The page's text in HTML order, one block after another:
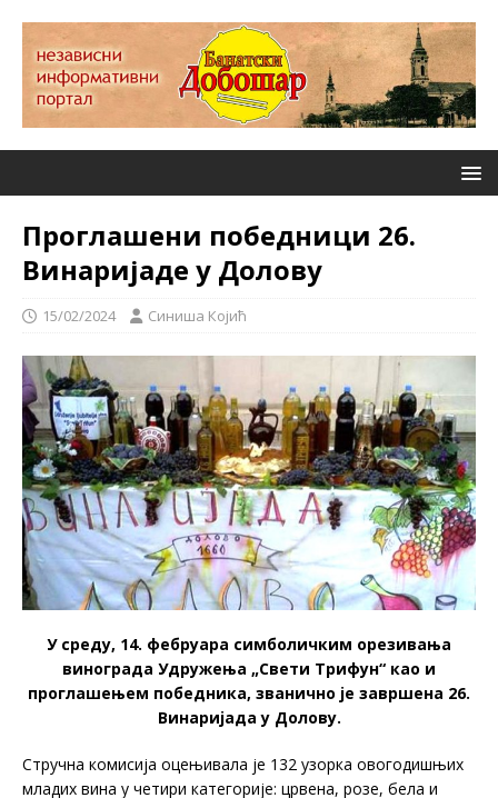
Проглашени победници 26.
Винаријаде у Долову
15/02/2024 Синиша Којић
У среду, 14. фебруара симболичким орезивања
винограда Удружења „Свети Трифун“ као и
проглашењем победника, званично је завршена 26.
Винаријада у Долову.
Стручна комисија оцењивала је 132 узорка овогодишњих
младих вина у четири категорије: црвена, розе, бела и